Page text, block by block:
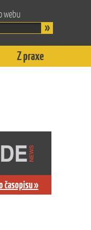
webu
Z praxe
časopisu »